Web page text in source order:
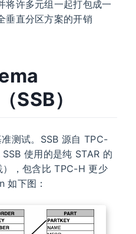
将许多元组一起打包成一
垂直分区方案的开销
SSB）
测试。SSB 源自 TPC-
使用的是纯 STAR 的
，包含比 TPC-H 更少
如下图：